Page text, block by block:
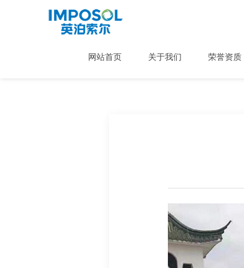
网站首页 关于我们 荣誉资质